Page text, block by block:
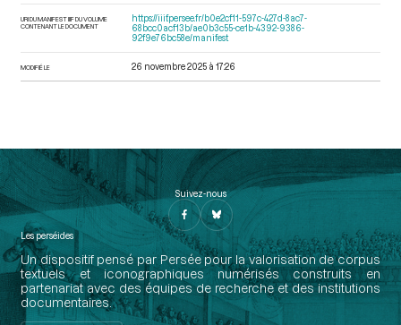
URI DU MANIFEST IIIF DU VOLUME
CONTENANT LE DOCUMENT
https://iiif.persee.fr/b0e2cf11-597c-427d-8ac7-
68bcc0acf13b/ae0b3c55-ce1b-4392-9386-
92f9e76bc58e/manifest
MODIFIÉ LE 26 novembre 2025 à 17:26
Suivez-nous
Les perséides
Un dispositif pensé par Persée pour la valorisation de corpus
textuels et iconographiques numérisés construits en
partenariat avec des équipes de recherche et des institutions
documentaires.